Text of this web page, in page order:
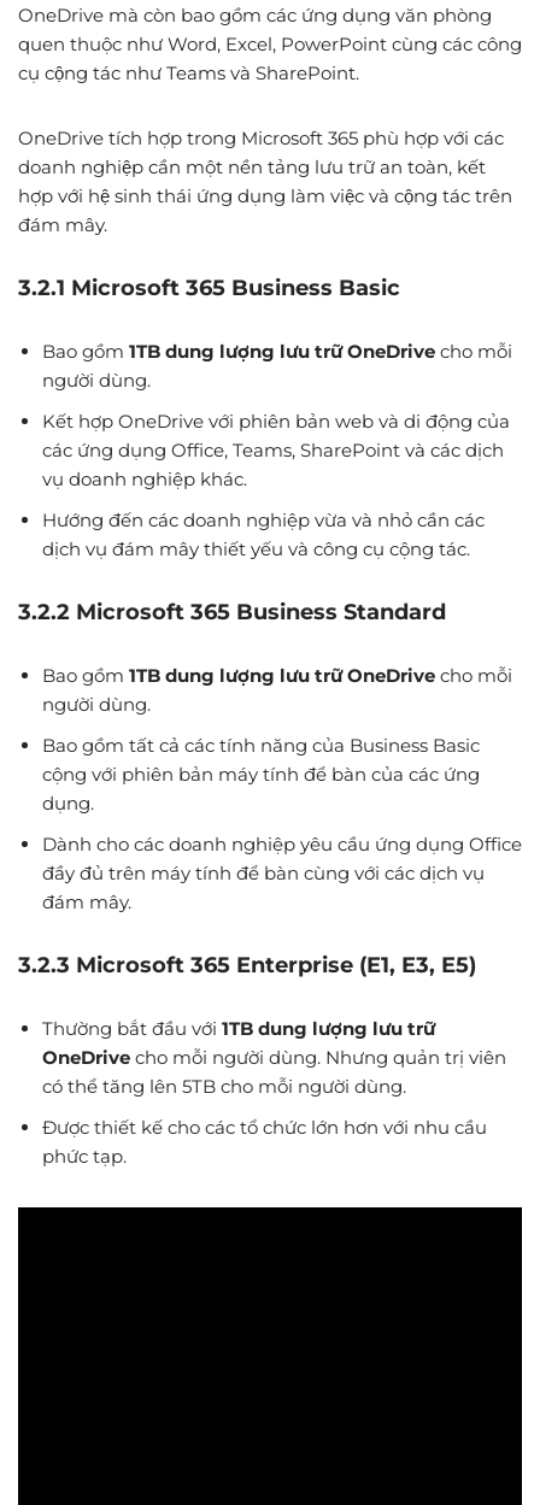
OneDrive mà còn bao gồm các ứng dụng văn phòng
quen thuộc như Word, Excel, PowerPoint cùng các công
cụ cộng tác như Teams và SharePoint.
OneDrive tích hợp trong Microsoft 365 phù hợp với các
doanh nghiệp cần một nền tảng lưu trữ an toàn, kết
hợp với hệ sinh thái ứng dụng làm việc và cộng tác trên
đám mây.
3.2.1 Microsoft 365 Business Basic
Bao gồm 1TB dung lượng lưu trữ OneDrive cho mỗi
người dùng.
Kết hợp OneDrive với phiên bản web và di động của
các ứng dụng Office, Teams, SharePoint và các dịch
vụ doanh nghiệp khác.
Hướng đến các doanh nghiệp vừa và nhỏ cần các
dịch vụ đám mây thiết yếu và công cụ cộng tác.
3.2.2 Microsoft 365 Business Standard
Bao gồm 1TB dung lượng lưu trữ OneDrive cho mỗi
người dùng.
Bao gồm tất cả các tính năng của Business Basic
cộng với phiên bản máy tính để bàn của các ứng
dụng.
Dành cho các doanh nghiệp yêu cầu ứng dụng Office
đầy đủ trên máy tính để bàn cùng với các dịch vụ
đám mây.
3.2.3 Microsoft 365 Enterprise (E1, E3, E5)
Thường bắt đầu với 1TB dung lượng lưu trữ
OneDrive cho mỗi người dùng. Nhưng quản trị viên
có thể tăng lên 5TB cho mỗi người dùng.
Được thiết kế cho các tổ chức lớn hơn với nhu cầu
phức tạp.